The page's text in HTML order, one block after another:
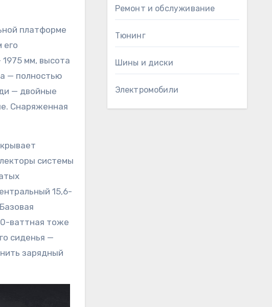
платформе
его
мм, высота
— полностью
— двойные
Снаряженная
системы
15,6-
ваттная тоже
сиденья —
зарядный
Ремонт и обслуживание
Тюнинг
Шины и диски
Электромобили